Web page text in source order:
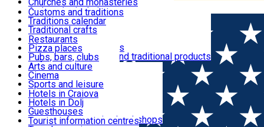
Română
Food & Drinks
Leisure & Fun
Accommodation
Useful
Archaeological sites
Parks and gardens
Customs and traditions
Traditions calendar
Traditional crafts
Traditional cuisine
Wineries and vineyards
Local manufacturers and traditional products
Restaurants
Pizza places
Pubs, bars, clubs
Cafes and teahouses
Sweets and ice cream
Fast-food
Arts and culture
Cinema
Sports and leisure
Horse riding
Swimming pools
Zoo
Shopping, souvenirs, bookshops
Hotels in Craiova
Hotels in Dolj
Guesthouses
Villas
Tourist information centres